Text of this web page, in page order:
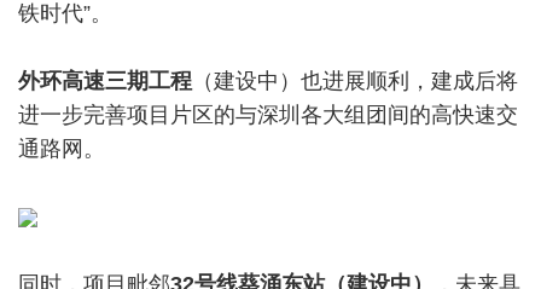
铁时代”。
外环高速三期工程 （建设中）也进展顺利，建成后将
进一步完善项目片区的与深圳各大组团间的高快速交
通路网。
同时，项目毗邻32号线葵涌东站（建设中） ，未来具